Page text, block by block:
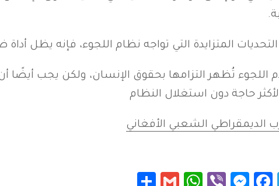
المتزايدة التي تواجه نظام اللجوء، فإنه يظل أداة
اللجوء تُظهر التزامها بحقوق الإنسان، ولكن يجب
حاجة دون استغلال النظام
الديمقراطي الشعبي الأفغاني
Telegram
Facebook
Messenger
Viber
WhatsApp
Gmail